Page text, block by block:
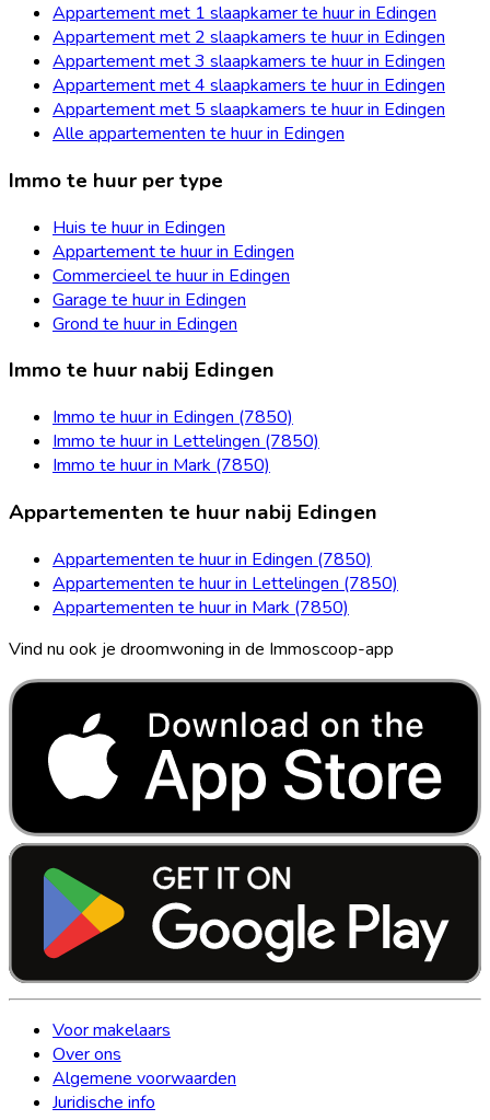
Appartement met 1 slaapkamer te huur in Edingen
Appartement met 2 slaapkamers te huur in Edingen
Appartement met 3 slaapkamers te huur in Edingen
Appartement met 4 slaapkamers te huur in Edingen
Appartement met 5 slaapkamers te huur in Edingen
Alle appartementen te huur in Edingen
Immo te huur per type
Huis te huur in Edingen
Appartement te huur in Edingen
Commercieel te huur in Edingen
Garage te huur in Edingen
Grond te huur in Edingen
Immo te huur nabij Edingen
Immo te huur in Edingen (7850)
Immo te huur in Lettelingen (7850)
Immo te huur in Mark (7850)
Appartementen te huur nabij Edingen
Appartementen te huur in Edingen (7850)
Appartementen te huur in Lettelingen (7850)
Appartementen te huur in Mark (7850)
Vind nu ook je droomwoning in de Immoscoop-app
Voor makelaars
Over ons
Algemene voorwaarden
Juridische info